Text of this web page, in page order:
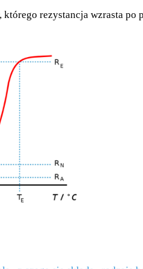
rezystancja wzrasta po